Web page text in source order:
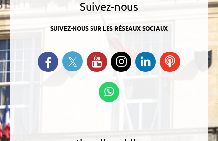
Suivez-nous
SUIVEZ-NOUS SUR LES RÉSEAUX SOCIAUX
Retrouvez-nous sur Facebook
Suivez-nous sur Twitter
Suivez-nous sur YouTube
Suivez-nous sur
Instagram
Retrouvez-
nous sur
Ecoutez